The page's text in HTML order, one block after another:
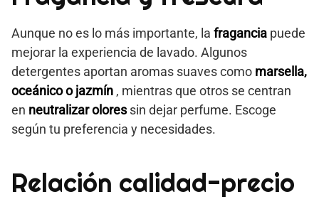
Aunque no es lo más importante, la fragancia puede
mejorar la experiencia de lavado. Algunos
detergentes aportan aromas suaves como marsella,
oceánico o jazmín , mientras que otros se centran
en neutralizar oloressin dejar perfume. Escoge
según tu preferencia y necesidades.
Relación calidad-precio